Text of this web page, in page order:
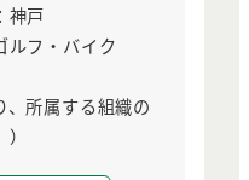
戸
フ・バイク
、所属する組織の